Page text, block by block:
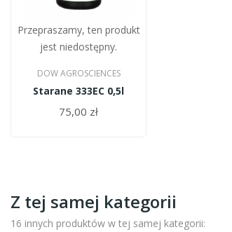
Przepraszamy, ten produkt
jest niedostępny.
DOW AGROSCIENCES
Starane 333EC 0,5l
75,00 zł
Z tej samej kategorii
16 innych produktów w tej samej kategorii: